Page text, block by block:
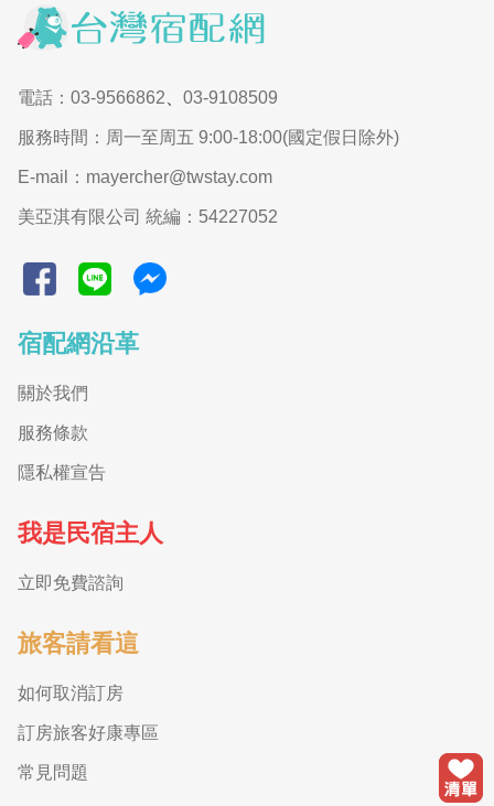
電話：03-9566862 03-9108509
服務時間：周一至周五 9:00-18:00(國定假日除外)
E-mail：mayercher@twstay.com
美亞淇有限公司 統編：54227052
宿配網沿革
關於我們
服務條款
隱私權宣告
我是民宿主人
立即免費諮詢
旅客請看這
如何取消訂房
訂房旅客好康專區
常見問題